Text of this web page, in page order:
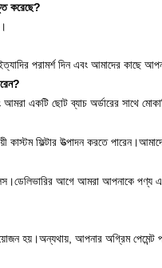
করেছে?
পরামর্শ দিন এবং আমাদের কাছে
একটি ছোট ব্যাচ অর্ডারের সাথে
ফিল্টার উত্পাদন করতে
আগে আমরা আপনাকে পণ্য
হয়।অন্যথায়, আপনার অগ্রিম